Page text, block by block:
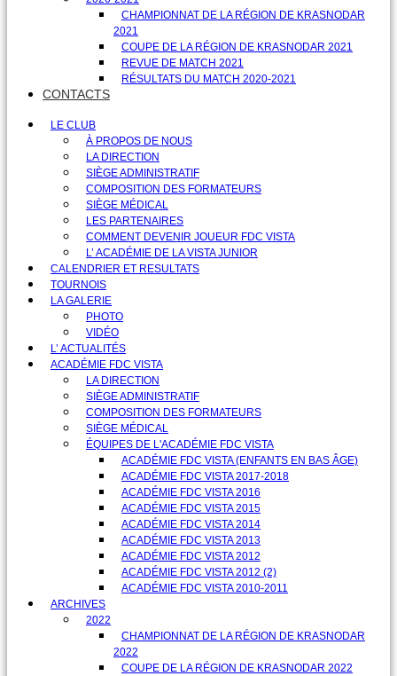
CHAMPIONNAT DE LA RÉGION DE KRASNODAR
2021
COUPE DE LA RÉGION DE KRASNODAR 2021
REVUE DE MATCH 2021
RÉSULTATS DU MATCH 2020-2021
CONTACTS
LE CLUB
À PROPOS DE NOUS
LA DIRECTION
SIÈGE ADMINISTRATIF
COMPOSITION DES FORMATEURS
SIÈGE MÉDICAL
LES PARTENAIRES
COMMENT DEVENIR JOUEUR FDC VISTA
L’ ACADÉMIE DE LA VISTA JUNIOR
CALENDRIER ET RESULTATS
TOURNOIS
LA GALERIE
PHOTO
VIDÉO
L’ ACTUALITÉS
ACADÉMIE FDC VISTA
LA DIRECTION
SIÈGE ADMINISTRATIF
COMPOSITION DES FORMATEURS
SIÈGE MÉDICAL
ÉQUIPES DE L'ACADÉMIE FDC VISTA
ACADÉMIE FDC VISTA (ENFANTS EN BAS ÂGE)
ACADÉMIE FDC VISTA 2017-2018
ACADÉMIE FDC VISTA 2016
ACADÉMIE FDC VISTA 2015
ACADÉMIE FDC VISTA 2014
ACADÉMIE FDC VISTA 2013
ACADÉMIE FDC VISTA 2012
ACADÉMIE FDC VISTA 2012 (2)
ACADÉMIE FDC VISTA 2010-2011
ARCHIVES
2022
CHAMPIONNAT DE LA RÉGION DE KRASNODAR
2022
COUPE DE LA RÉGION DE KRASNODAR 2022